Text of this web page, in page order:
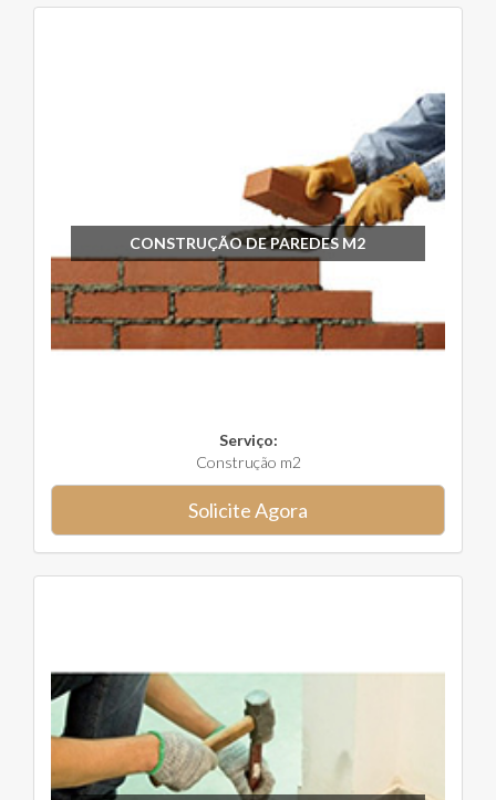
CONSTRUÇÃO DE PAREDES M2
Serviço:
Construção m2
Solicite Agora